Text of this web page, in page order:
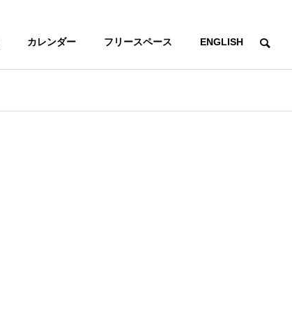
カレンダー フリースペース ENGLISH